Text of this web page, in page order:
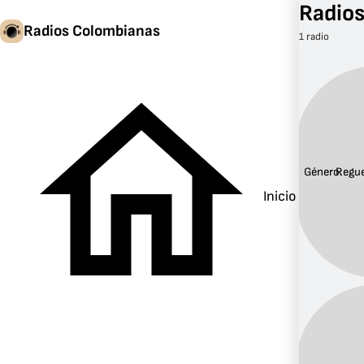
Radios Colombianas
Inicio
1 radio
Género: